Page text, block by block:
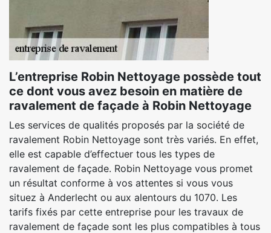
L’entreprise Robin Nettoyage possède tout
ce dont vous avez besoin en matière de
ravalement de façade à Robin Nettoyage
Les services de qualités proposés par la société de
ravalement Robin Nettoyage sont très variés. En effet,
elle est capable d’effectuer tous les types de
ravalement de façade. Robin Nettoyage vous promet
un résultat conforme à vos attentes si vous vous
situez à Anderlecht ou aux alentours du 1070. Les
tarifs fixés par cette entreprise pour les travaux de
ravalement de façade sont les plus compatibles à tous